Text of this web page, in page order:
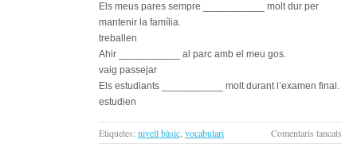
Els meus pares sempre ___________ molt dur per
mantenir la família.
treballen
Ahir ___________ al parc amb el meu gos.
vaig passejar
Els estudiants ___________ molt durant l’examen final.
estudien
Etiquetes: nivell bàsic vocabulari Comentaris tancats